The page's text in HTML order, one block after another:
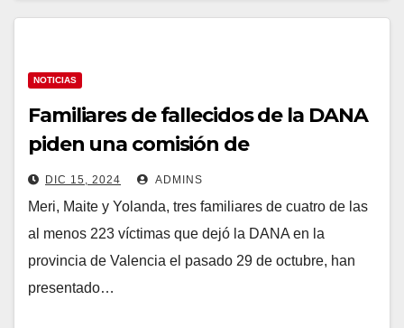
NOTICIAS
Familiares de fallecidos de la DANA
piden una comisión de
investigación en el Congreso:
«¿Quién va a pagar por lo que han
hecho?»
DIC 15, 2024 ADMINS
Meri, Maite y Yolanda, tres familiares de cuatro de las
al menos 223 víctimas que dejó la DANA en la
provincia de Valencia el pasado 29 de octubre, han
presentado…